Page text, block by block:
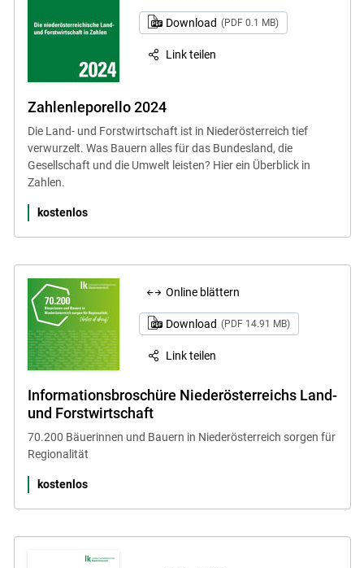
Download (PDF 0.1 MB)
Link teilen
Zahlenleporello 2024
Die Land- und Forstwirtschaft ist in Niederösterreich tief
verwurzelt. Was Bauern alles für das Bundesland, die
Gesellschaft und die Umwelt leisten? Hier ein Überblick in
Zahlen.
kostenlos
Online blättern
Download (PDF 14.91 MB)
Link teilen
Informationsbroschüre Niederösterreichs Land-
und Forstwirtschaft
70.200 Bäuerinnen und Bauern in Niederösterreich sorgen für
Regionalität
kostenlos